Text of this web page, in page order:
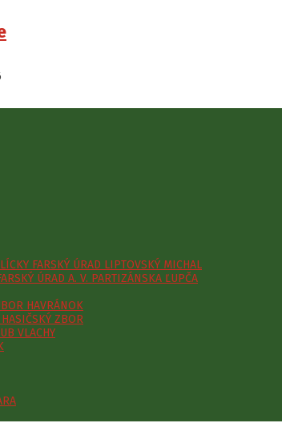
FARSKÝ ÚRAD LIPTOVSKÝ MICHAL
ÚRAD A. V. PARTIZÁNSKA ĽUPČA
HAVRÁNOK
ZBOR
VLACHY